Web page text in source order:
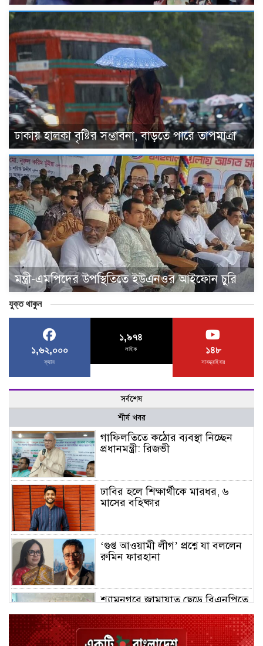
ঢাকায় হালকা বৃষ্টির সম্ভাবনা, বাড়তে পারে তাপমাত্রা
মন্ত্রী-এমপিদের উপস্থিতিতে ইউএনওর আইফোন চুরি
যুক্ত থাকুন
১,৬২,০০০
ফ্যান
১,৯৭৪
লাইক ১৪৮
সাবস্ক্রাইবার
সর্বশেষ
শীর্ষ খবর
গাফিলতিতে কঠোর ব্যবস্থা নিচ্ছেন
প্রধানমন্ত্রী: রিজভী
ঢাবির হলে শিক্ষার্থীকে মারধর, ৬
মাসের বহিষ্কার
‘গুপ্ত আওয়ামী লীগ’ প্রশ্নে যা বললেন
রুমিন ফারহানা
শ্যামনগরে জামায়াত ছেড়ে বিএনপিতে